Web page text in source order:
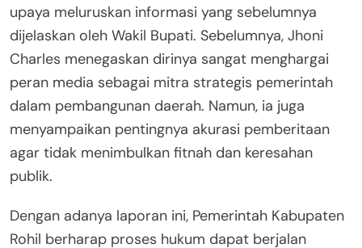
upaya meluruskan informasi yang sebelumnya
dijelaskan oleh Wakil Bupati. Sebelumnya, Jhoni
Charles menegaskan dirinya sangat menghargai
peran media sebagai mitra strategis pemerintah
dalam pembangunan daerah. Namun, ia juga
menyampaikan pentingnya akurasi pemberitaan
agar tidak menimbulkan fitnah dan keresahan
publik.
Dengan adanya laporan ini, Pemerintah Kabupaten
Rohil berharap proses hukum dapat berjalan